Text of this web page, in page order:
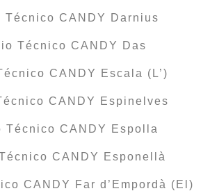
Técnico CANDY Darnius
Técnico CANDY Das
CANDY Escala (L’)
CANDY Espinelves
Técnico CANDY Espolla
CANDY Esponellà
CANDY Far d’Empordà (El)